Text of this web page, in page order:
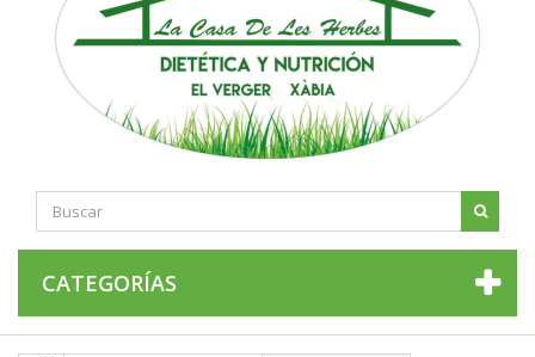
CATEGORÍAS